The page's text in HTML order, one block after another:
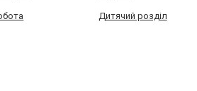
Дитячий розділ